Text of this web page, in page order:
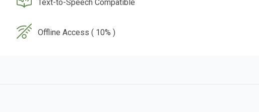
Text-to-Speech Compatible
Offline Access ( 10% )